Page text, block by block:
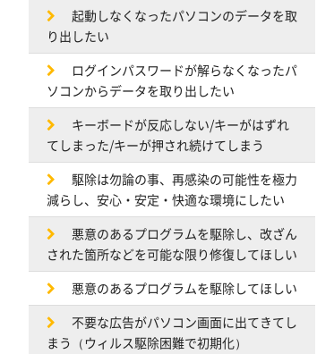
起動しなくなったパソコンのデータを取
り出したい
ログインパスワードが解らなくなったパ
ソコンからデータを取り出したい
キーボードが反応しない/キーがはずれ
てしまった/キーが押され続けてしまう
駆除は勿論の事、再感染の可能性を極力
減らし、安心・安定・快適な環境にしたい
悪意のあるプログラムを駆除し、改ざん
された箇所などを可能な限り修復してほしい
悪意のあるプログラムを駆除してほしい
不要な広告がパソコン画面に出てきてし
まう（ウィルス駆除困難で初期化）